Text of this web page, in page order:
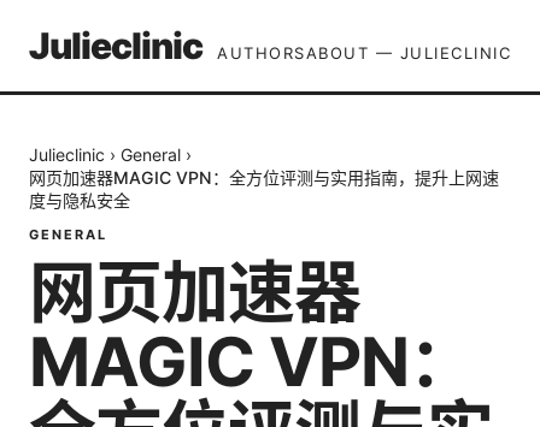
Julieclinic AUTHORSABOUT — JULIECLINIC
Julieclinic › General ›
网页加速器MAGIC VPN：全方位评测与实用指南，提升上网速
度与隐私安全
GENERAL
网页加速器
MAGIC VPN：